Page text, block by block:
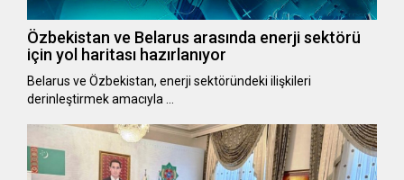
Özbekistan ve Belarus arasında enerji sektörü
için yol haritası hazırlanıyor
Belarus ve Özbekistan, enerji sektöründeki ilişkileri
derinleştirmek amacıyla …